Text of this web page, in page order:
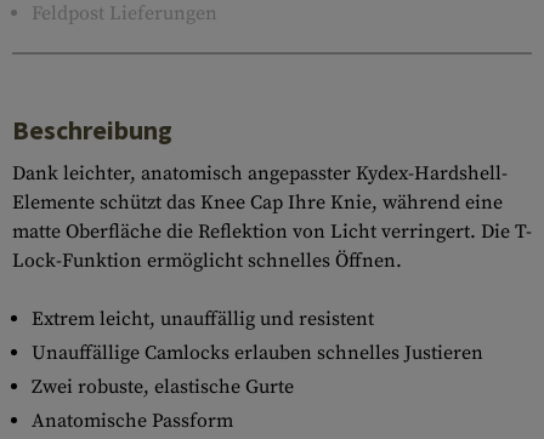
Feldpost Lieferungen
Beschreibung
Dank leichter, anatomisch angepasster Kydex-Hardshell-
Elemente schützt das Knee Cap Ihre Knie, während eine
matte Oberfläche die Reflektion von Licht verringert. Die T-
Lock-Funktion ermöglicht schnelles Öffnen.
Extrem leicht, unauffällig und resistent
Unauffällige Camlocks erlauben schnelles Justieren
Zwei robuste, elastische Gurte
Anatomische Passform